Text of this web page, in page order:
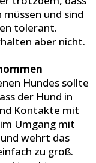
und sind
tolerant.
aber nicht.
Hundes sollte
der Hund in
Kontakte mit
Umgang mit
wehrt das
zu groß.